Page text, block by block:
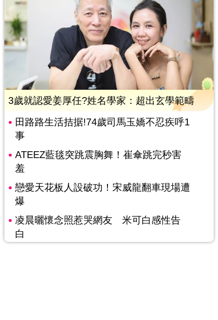
3歲就認愛姜厚任?姓名學家：超出玄學範疇
田路路生活拮据!74歲司馬玉嬌不忍疾呼1
事
ATEEZ藍毯突跳震胸舞！崔傘跳完秒害
羞
戀愛天花板人設破功！宋威龍翻車現場遭
爆
凌晨曬懷念照惹哭網友 米可白感性告
白